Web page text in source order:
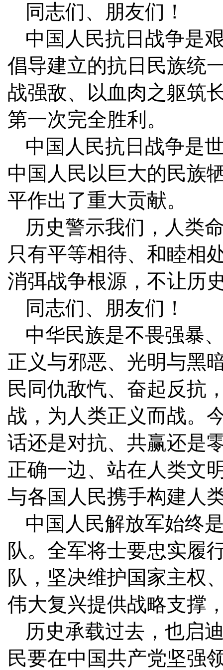
同志们、朋友们！
中国人民抗日战争是
倡导建立的抗日民族统
战强敌、以血肉之躯筑
第一次完全胜利。
中国人民抗日战争是
中国人民以巨大的民族
平作出了重大贡献。
历史警示我们，人类
只有平等相待、和睦相
消弭战争根源，不让历
同志们、朋友们！
中华民族是不畏强暴
正义与邪恶、光明与黑
民同仇敌忾、奋起反抗
战，为人类正义而战。
话还是对抗、共赢还是
正确一边、站在人类文
与各国人民携手构建人
中国人民解放军始终
队。全军将士要忠实履
队，坚决维护国家主权
伟大复兴提供战略支撑
历史承载过去，也启
民要在中国共产党坚强